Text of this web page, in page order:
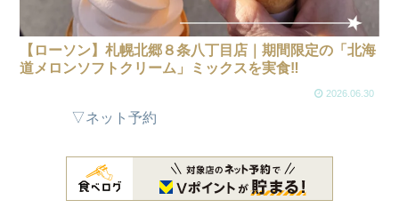
【ローソン】札幌北郷８条八丁目店｜期間限定の「北海
道メロンソフトクリーム」ミックスを実食‼
2026.06.30
▽ネット予約